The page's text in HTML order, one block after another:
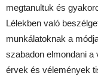
megtanultuk és
Lélekben való
munkálatoknak a
szabadon elmondani a
érvek és vélemények